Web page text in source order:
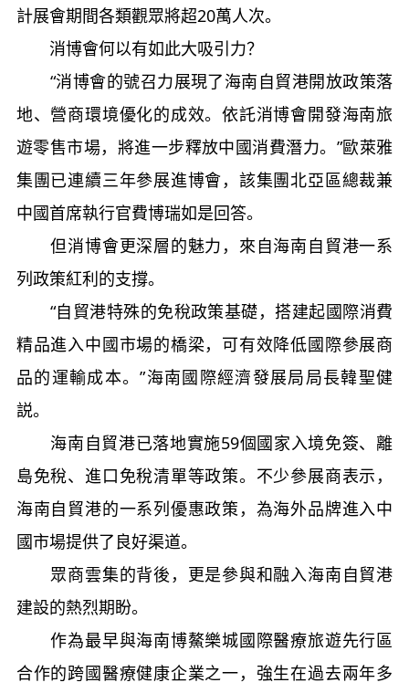
計展會期間各類觀眾將超20萬人次。
消博會何以有如此大吸引力？
“消博會的號召力展現了海南自貿港開放政策落
地、營商環境優化的成效。依託消博會開發海南旅
遊零售市場，將進一步釋放中國消費潛力。”歐萊雅
集團已連續三年參展進博會，該集團北亞區總裁兼
中國首席執行官費博瑞如是回答。
但消博會更深層的魅力，來自海南自貿港一系
列政策紅利的支撐。
“自貿港特殊的免稅政策基礎，搭建起國際消費
精品進入中國市場的橋梁，可有效降低國際參展商
品的運輸成本。”海南國際經濟發展局局長韓聖健
説。
海南自貿港已落地實施59個國家入境免簽、離
島免稅、進口免稅清單等政策。不少參展商表示，
海南自貿港的一系列優惠政策，為海外品牌進入中
國市場提供了良好渠道。
眾商雲集的背後，更是參與和融入海南自貿港
建設的熱烈期盼。
作為最早與海南博鰲樂城國際醫療旅遊先行區
合作的跨國醫療健康企業之一，強生在過去兩年多